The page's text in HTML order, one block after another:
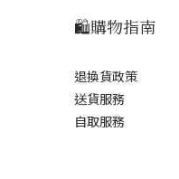
🛍️購物指南
退換貨政策
送貨服務
自取服務